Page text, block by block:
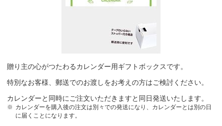
ー対応のものがあればよかったです。
明るく、見やすい。値段も魅力的。 製造業
毎年好評の為このカレンダーと決めております。 保険代理店
贈り主の心がつたわるカレンダー用ギフトボックスです。
特別なお客様、郵送でのお渡しをお考えの方はご検討ください。
カレンダーと同時にご注文いただきますと同日発送いたします。
カレンダーを購入後の注文は別々での発送になり、カレンダーとは別の日
に届くことになります。